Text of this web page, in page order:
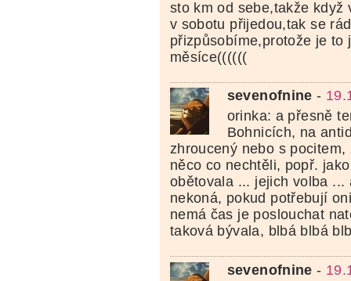
sto km od sebe,takže když
v sobotu přijedou,tak se
přizpůsobíme,protože je to
měsíce((((((
sevenofnine -
orinka: a přesně
Bohnicích, na
zhroucený nebo s
něco co nechtěli, popř.
obětovala ... jejich volba ...
nekoná, pokud potřebují
nemá čas je poslouchat
taková bývala, blbá blbá
sevenofnine -